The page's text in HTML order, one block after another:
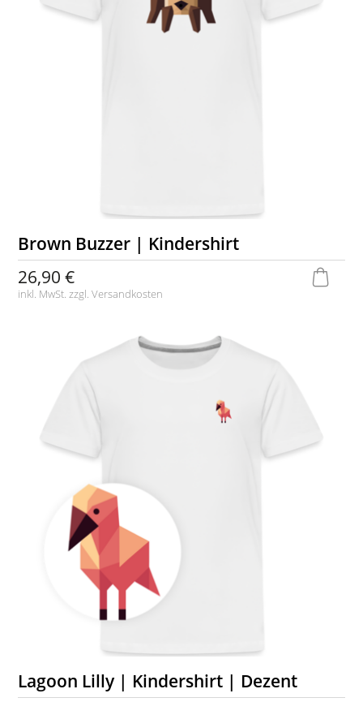
Brown Buzzer | Kindershirt
26,90 €
inkl. MwSt. zzgl.Versandkosten
Lagoon Lilly | Kindershirt | Dezent